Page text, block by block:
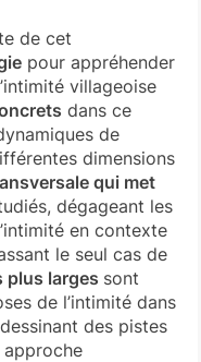
de cet
pour appréhender
villageoise
dans ce
de
dimensions
qui met
dégageant les
en contexte
le seul cas de
plus larges sont
de l’intimité dans
des pistes